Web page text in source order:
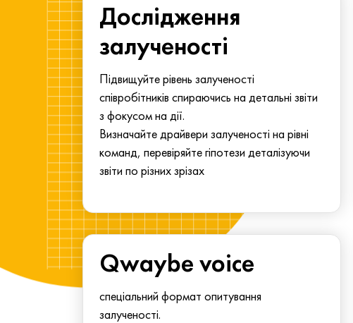
Дослідження
залученості
Підвищуйте рівень залученості
співробітників спираючись на детальні звіти
з фокусом на дії.
Визначайте драйвери залученості на рівні
команд, перевіряйте гіпотези деталізуючи
звіти по різних зрізах
Qwaybe voice
спеціальний формат опитування
залученості.